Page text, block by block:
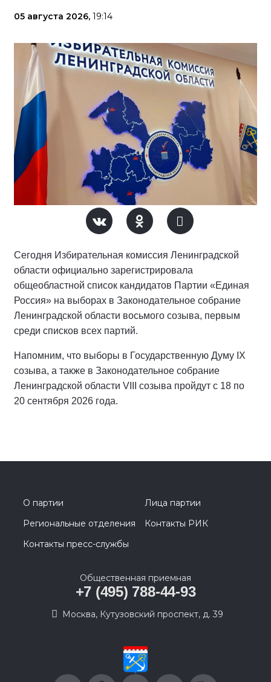
05 августа 2026, 19:14
Сегодня Избирательная комиссия Ленинградской
области официально зарегистрировала
общеобластной список кандидатов Партии «Единая
Россия» на выборах в Законодательное собрание
Ленинградской области восьмого созыва, первым
среди списков всех партий.
Напомним, что выборы в Государственную Думу IX
созыва, а также в Законодательное собрание
Ленинградской области VIII созыва пройдут с 18 по
20 сентября 2026 года.
О партии
Лица партии
Региональные отделения
Контакты РИК
Контакты пресс-службы
Общественная приемная
+7 (495) 788-44-93
Москва, Кутузовский проспект, д. 39